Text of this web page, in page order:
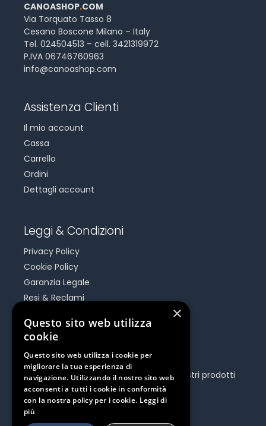
CANOASHOP.COM
Via Torquato Tasso 8
Cesano Boscone Milano – Italy
Tel. 024504513 – cell. 3421319972
P.IVA 06746760963
info@canoashop.com
Assistenza Clienti
Il mio account
Cassa
Carrello
Ordini
Dettagli account
Leggi & Condizioni
Privacy Policy
Cookie Policy
Garanzia Legale
Resi & Reclami
Be Social
Seguici e rimani aggiornato su tutti i nostri prodotti
e iniziative.
×
Questo sito web utilizza
cookie
Questo sito web utilizza i cookie per
migliorare la tua esperienza di
navigazione. Utilizzando il nostro sito web
acconsenti a tutti i cookie in conformità
con la nostra policy per i cookie. Leggi di
più